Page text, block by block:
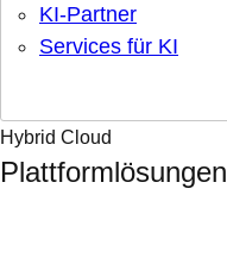
KI-Partner
Services für KI
Hybrid Cloud
Plattformlösungen